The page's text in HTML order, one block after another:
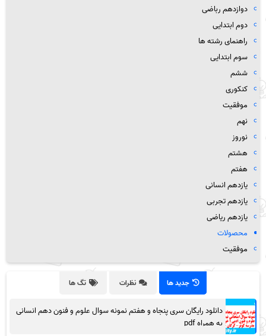
دوازدهم رباضی
دوم ابتدایی
راهنمای رشته ها
سوم ابتدایی
ششم
کنکوری
موفقیت
نهم
نوروز
هشتم
هفتم
یازدهم انسانی
یازدهم تجربی
یازدهم ریاضی
محصولات
موفقیت
جدید ها نظرات تگ ها
دانلود رایگان سری پنجاه و هفتم نمونه سوال علوم و فنون دهم انسانی
به همراه pdf